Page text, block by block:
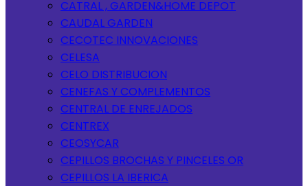
CATRAL , GARDEN&HOME DEPOT
CAUDAL GARDEN
CECOTEC INNOVACIONES
CELESA
CELO DISTRIBUCION
CENEFAS Y COMPLEMENTOS
CENTRAL DE ENREJADOS
CENTREX
CEOSYCAR
CEPILLOS BROCHAS Y PINCELES OR
CEPILLOS LA IBERICA